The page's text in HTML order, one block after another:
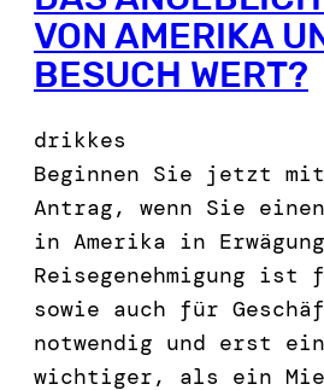
VON AMERIKA
BESUCH WERT?
drikkes
Beginnen Sie jetzt mit
Antrag, wenn Sie
in Amerika in
Reisegenehmigung
sowie auch für
notwendig und erst
wichtiger, als ein